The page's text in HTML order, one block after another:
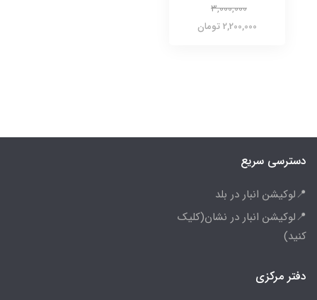
3,000,000
2,200,000 تومان
دسترسی سریع
📍لوکیشن انبار در بلد
📍لوکیشن انبار در نشان(کلیک
کنید)
دفتر مرکزی